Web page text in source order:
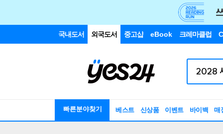
국내도서 외국도서 중고샵 eBook 크레마클럽
빠른분야찾기 베스트 신상품 이벤트 바이백 매